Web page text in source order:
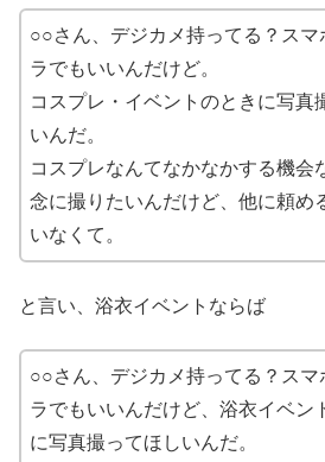
○○さん、デジカメ持ってる？スマ
ラでもいいんだけど。
コスプレ・イベントのときに写真
いんだ。
コスプレなんてなかなかする機会
念に撮りたいんだけど、他に頼め
いなくて。
と言い、浴衣イベントならば
○○さん、デジカメ持ってる？スマ
ラでもいいんだけど、浴衣イベン
に写真撮ってほしいんだ。